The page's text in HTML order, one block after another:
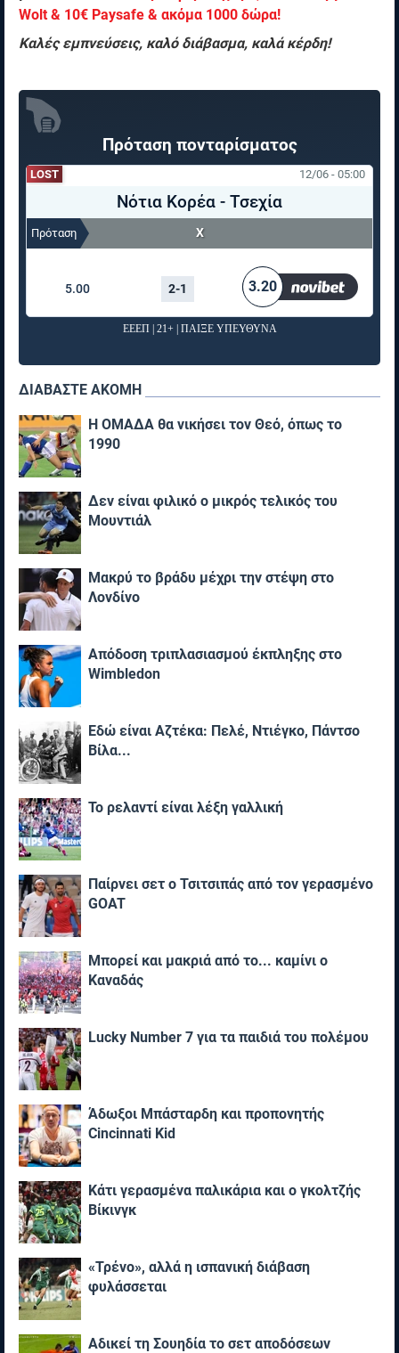
Wolt & 10€ Paysafe & ακόμα 1000 δώρα!
Καλές εμπνεύσεις, καλό διάβασμα, καλά κέρδη!
Πρόταση πονταρίσματος
LOST 12/06 - 05:00
Νότια Κορέα - Τσεχία
Πρόταση Χ
5.00 2-1 3.20
ΕΕΕΠ | 21+ | ΠΑΙΞΕ ΥΠΕΥΘΥΝΑ
ΔΙΑΒΑΣΤΕ ΑΚΟΜΗ
Η ΟΜΑΔΑ θα νικήσει τον Θεό, όπως το
1990
Δεν είναι φιλικό ο μικρός τελικός του
Μουντιάλ
Μακρύ το βράδυ μέχρι την στέψη στο
Λονδίνο
Απόδοση τριπλασιασμού έκπληξης στο
Wimbledon
Εδώ είναι Αζτέκα: Πελέ, Ντιέγκο, Πάντσο
Βίλα...
Το ρελαντί είναι λέξη γαλλική
Παίρνει σετ ο Τσιτσιπάς από τον γερασμένο
GOAT
Μπορεί και μακριά από το... καμίνι ο
Καναδάς
Lucky Number 7 για τα παιδιά του πολέμου
Άδωξοι Μπάσταρδη και προπονητής
Cincinnati Kid
Κάτι γερασμένα παλικάρια και ο γκολτζής
Βίκινγκ
«Τρένο», αλλά η ισπανική διάβαση
φυλάσσεται
Αδικεί τη Σουηδία το σετ αποδόσεων